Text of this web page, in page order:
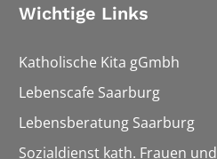
Wichtige Links
Katholische Kita gGmbh
Lebenscafe Saarburg
Lebensberatung Saarburg
Sozialdienst kath. Frauen und